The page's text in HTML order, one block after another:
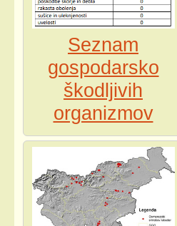
Seznam
gospodarsko
škodljivih
organizmov